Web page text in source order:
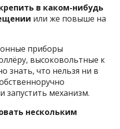
в каком-нибудь
или же повыше на
приборы
высоковольтные к
знать, что нельзя ни в
запустить механизм.
нескольким